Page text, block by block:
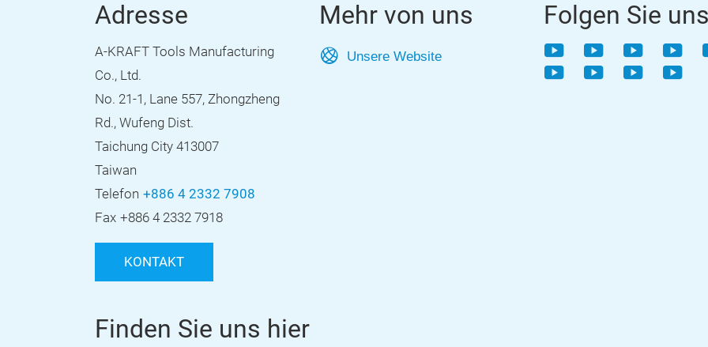
Adresse
A-KRAFT Tools Manufacturing
Co., Ltd.
No. 21-1, Lane 557, Zhongzheng
Rd., Wufeng Dist.
Taichung City 413007
Taiwan
Telefon +886 4 2332 7908
Fax +886 4 2332 7918
KONTAKT
Mehr von uns
Unsere Website
Folgen Sie uns
YouTubeYouTubeYouTube
YouTubeYouTubeYouTube
Finden Sie uns hier